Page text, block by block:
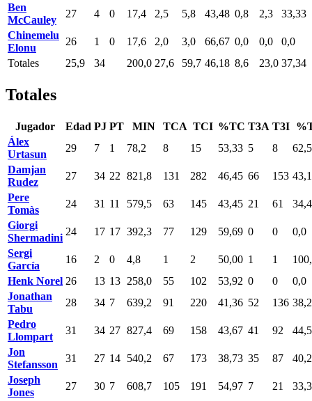
Ben
McCauley
27 4 0 17,4 2,5 5,8 43,48 0,8 2,3
33,33
Chinemelu
Elonu
26 1 0 17,6 2,0 3,0 66,67 0,0 0,0
0,0
Totales
25,9 34 200,0 27,6 59,7 46,18 8,6 23,0 37,34
Totales
Jugador Edad PJ PT MIN TCA TCI %TC T3A T3I
Álex
Urtasun
29 7 1 78,2 8 15 53,33 5 8
Damjan
Rudez
27 34 22 821,8 131 282 46,45 66 153
Pere
Tomàs
24 31 11 579,5 63 145 43,45 21 61
Giorgi
Shermadini
24 17 17 392,3 77 129 59,69 0 0
0,0
Sergi
García
16 2 0 4,8 1 2 50,00 1 1
Henk Norel 26 13 13 258,0 55 102 53,92 0 0
0,0
Jonathan
Tabu
28 34 7 639,2 91 220 41,36 52 136
Pedro
Llompart
31 34 27 827,4 69 158 43,67 41 92
Jon
Stefansson
31 27 14 540,2 67 173 38,73 35 87
Joseph
Jones
27 30 7 608,7 105 191 54,97 7 21